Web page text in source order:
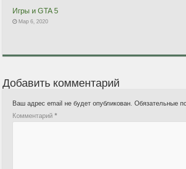
Игры и GTA 5
Мар 6, 2020
Добавить комментарий
Ваш адрес email не будет опубликован. Обязательные
Комментарий *